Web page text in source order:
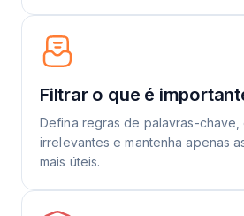
Filtrar o que é
Defina regras de palavras-chave,
irrelevantes e mantenha apenas
mais úteis.